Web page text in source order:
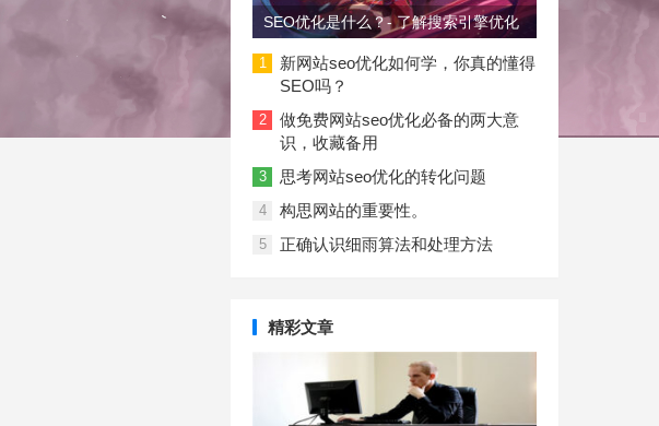
SEO优化是什么？- 了解搜索引擎优化
1
新网站seo优化如何学，你真的懂得
SEO吗？
2
做免费网站seo优化必备的两大意
识，收藏备用
3 思考网站seo优化的转化问题
4 构思网站的重要性。
5 正确认识细雨算法和处理方法
精彩文章